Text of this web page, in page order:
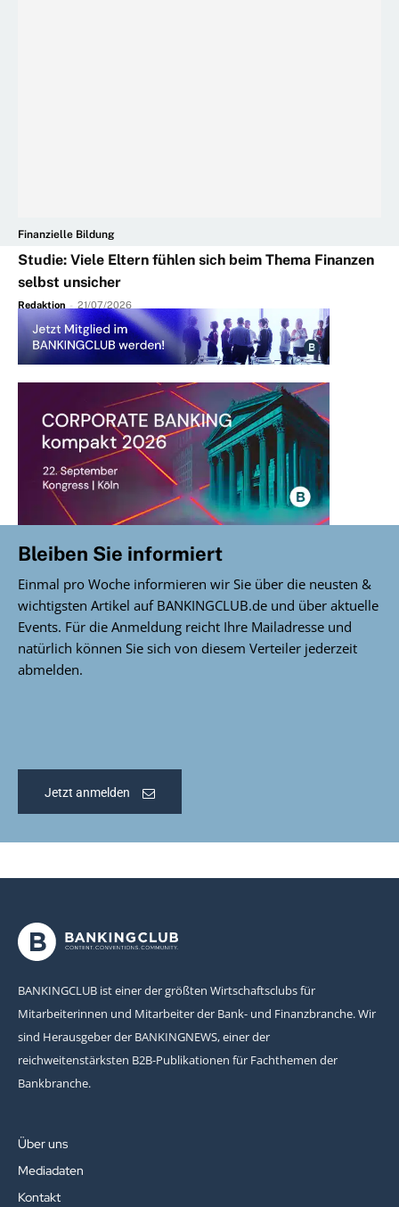
Finanzielle Bildung
Studie: Viele Eltern fühlen sich beim Thema Finanzen
selbst unsicher
Redaktion - 21/07/2026
Bleiben Sie informiert
Einmal pro Woche informieren wir Sie über die neusten &
wichtigsten Artikel auf BANKINGCLUB.de und über aktuelle
Events. Für die Anmeldung reicht Ihre Mailadresse und
natürlich können Sie sich von diesem Verteiler jederzeit
abmelden.
Jetzt anmelden
BANKINGCLUB ist einer der größten Wirtschaftsclubs für
Mitarbeiterinnen und Mitarbeiter der Bank- und Finanzbranche. Wir
sind Herausgeber der BANKINGNEWS, einer der
reichweitenstärksten B2B-Publikationen für Fachthemen der
Bankbranche.
Über uns
Mediadaten
Kontakt